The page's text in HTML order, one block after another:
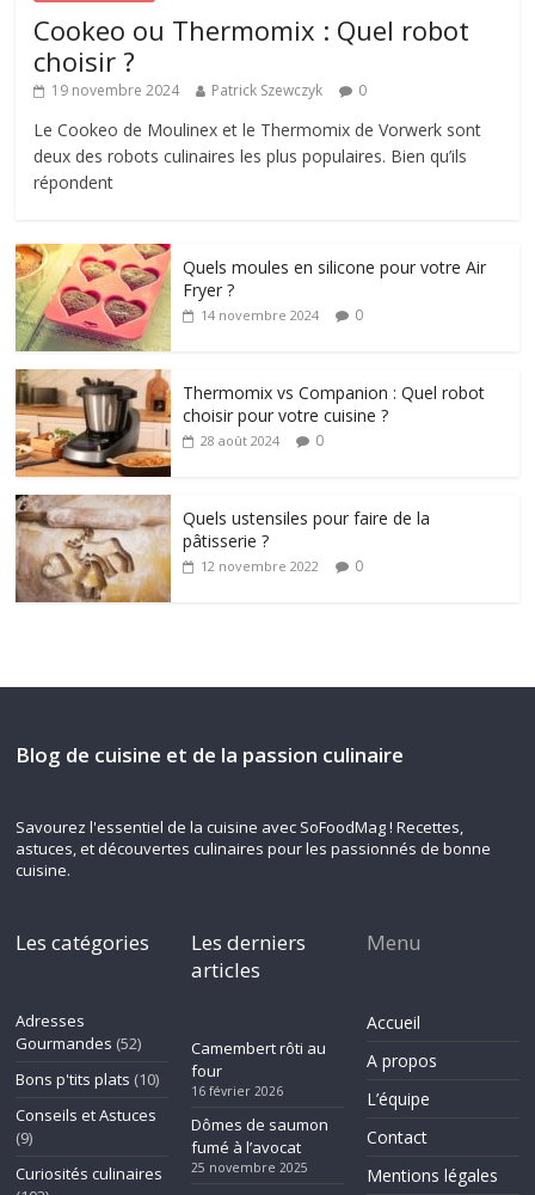
Cookeo ou Thermomix : Quel robot
choisir ?
19 novembre 2024 Patrick Szewczyk 0
Le Cookeo de Moulinex et le Thermomix de Vorwerk sont
deux des robots culinaires les plus populaires. Bien qu’ils
répondent
Quels moules en silicone pour votre Air
Fryer ?
14 novembre 2024 0
Thermomix vs Companion : Quel robot
choisir pour votre cuisine ?
28 août 2024 0
Quels ustensiles pour faire de la
pâtisserie ?
12 novembre 2022 0
Blog de cuisine et de la passion culinaire
Savourez l'essentiel de la cuisine avec SoFoodMag ! Recettes,
astuces, et découvertes culinaires pour les passionnés de bonne
cuisine.
Les catégories
Adresses
Gourmandes (52)
Bons p'tits plats (10)
Conseils et Astuces
(9)
Curiosités culinaires
Les derniers
articles
Camembert rôti au
four
16 février 2026
Dômes de saumon
fumé à l’avocat
25 novembre 2025
Menu
Accueil
A propos
L’équipe
Contact
Mentions légales